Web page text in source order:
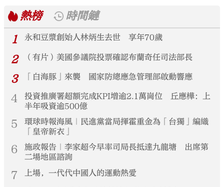
熱榜
時間鏈
1
永和豆漿創始人林炳生去世 享年70歲
2 （有片）美國參議院投票確認布蘭奇任司法部長
3 「白海豚」來襲 國家防總應急管理部啟動響應
4
投資推廣署超額完成KPI增逾2.1萬崗位 丘應樺：上
半年吸資逾500億
5
環球時報海風｜民進黨當局揮霍重金為「台獨」編織
「皇帝新衣」
6
施政報告｜李家超今早率司局長抵達九龍塘 出席第
二場地區諮詢
7 上場，一代代中國人的運動熱愛